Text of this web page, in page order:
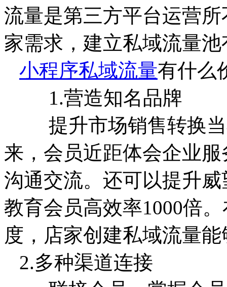
流量是第三方平台运营
家需求，建立私域流量池
小程序私域流量有什么
1.营造知名品牌
提升市场销售转换当
来，会员近距体会企业
沟通交流。还可以提升
教育会员高效率1000倍
度，店家创建私域流量
2.多种渠道连接